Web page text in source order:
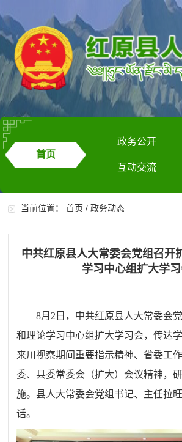
首页
政务公开
互动交流
当前位置：首页 /政务动态
中共红原县人大常委会党组召开
学习中心组扩大学
8月2日，中共红原县人大常委会
和理论学习中心组扩大学习会，传达
来川视察期间重要指示精神、省委工
委、县委常委会（扩大）会议精神，
施。县人大常委会党组书记、主任拉
话。